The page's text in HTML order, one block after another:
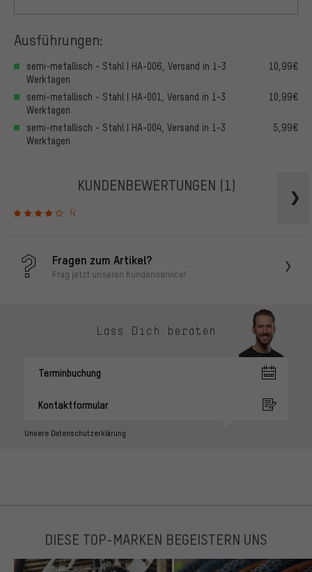
Ausführungen:
semi-metallisch - Stahl | HA-006, Versand in 1-3
Werktagen
10,99€
semi-metallisch - Stahl | HA-001, Versand in 1-3
Werktagen
10,99€
semi-metallisch - Stahl | HA-004, Versand in 1-3
Werktagen
5,99€
KUNDENBEWERTUNGEN (1)
4
Fragen zum Artikel?
Frag jetzt unseren Kundenservice!
Lass Dich beraten
Terminbuchung
Kontaktformular
Unsere Datenschutzerklärung
DIESE TOP-MARKEN BEGEISTERN UNS